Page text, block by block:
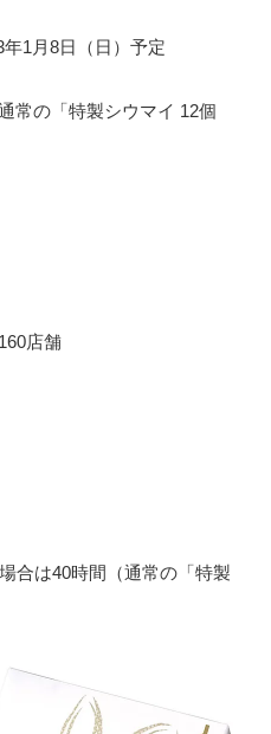
1月8日（日）予定
常の「特製シウマイ 12個
店舗
合は40時間（通常の「特製